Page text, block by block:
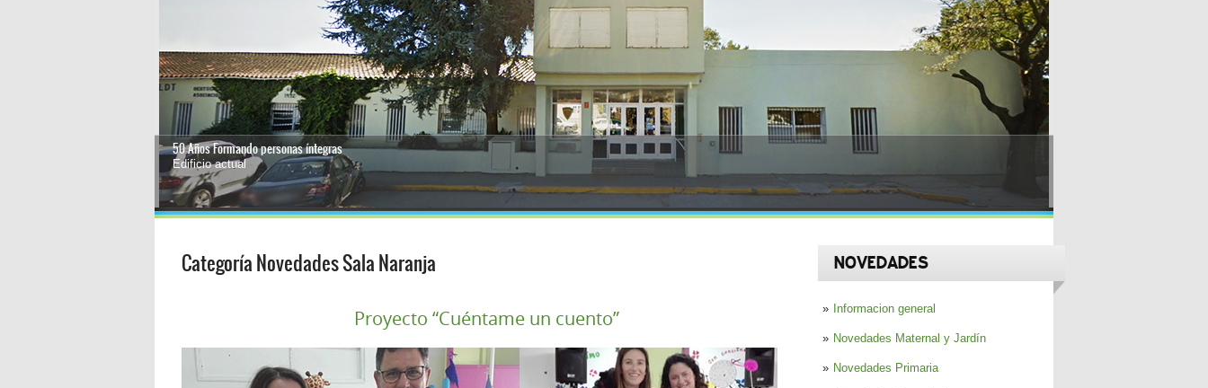
50 Años formando personas íntegras
Colocación de la Piedra Fundamental
NOVEDADES
Informacion general
Novedades Maternal y Jardín
Novedades Primaria
Categoría Novedades Sala Naranja
Proyecto “Cuéntame un cuento”